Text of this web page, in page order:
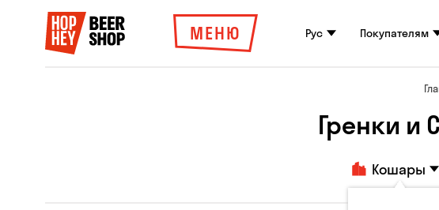
МЕНЮ Рус Покупателям
Гренки и
Кошары